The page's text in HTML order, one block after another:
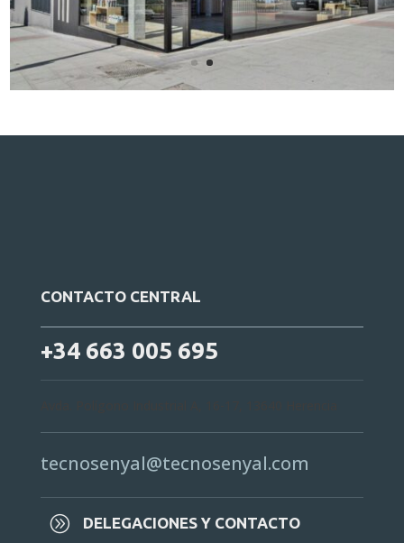
CONTACTO CENTRAL
+34 663 005 695
tecnosenyal@tecnosenyal.com
A DELEGACIONES Y CONTACTO